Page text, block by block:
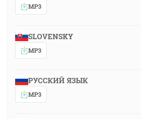
MP3
SLOVENSKY
MP3
РУССКИЙ ЯЗЫК
MP3